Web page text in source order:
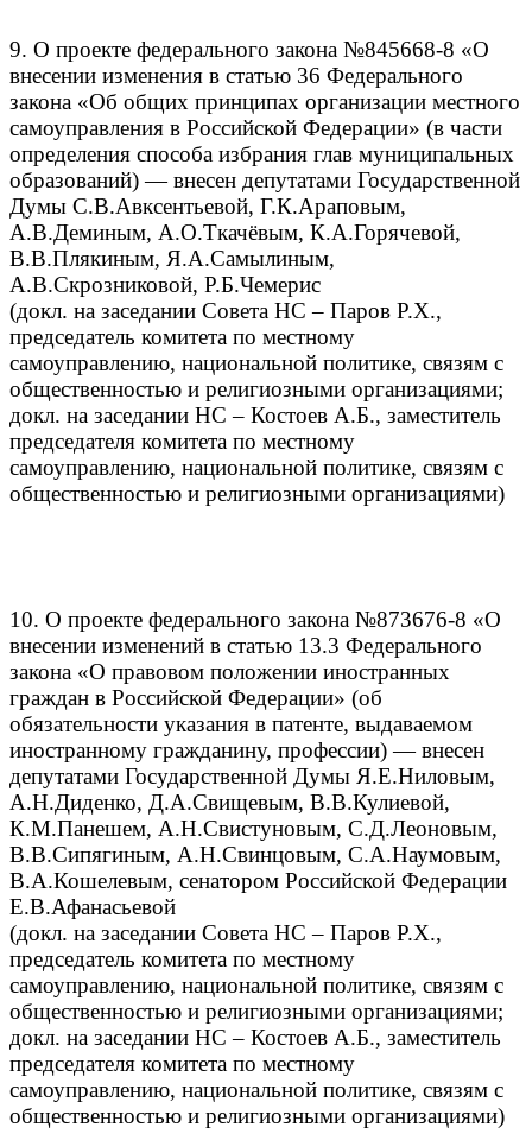
9. О проекте федерального закона №845668-8 «О
внесении изменения в статью 36 Федерального
закона «Об общих принципах организации местного
самоуправления в Российской Федерации» (в части
определения способа избрания глав муниципальных
образований) — внесен депутатами Государственной
Думы С.В.Авксентьевой, Г.К.Араповым,
А.В.Деминым, А.О.Ткачёвым, К.А.Горячевой,
В.В.Плякиным, Я.А.Самылиным,
А.В.Скрозниковой, Р.Б.Чемерис
(докл. на заседании Совета НС – Паров Р.Х.,
председатель комитета по местному
самоуправлению, национальной политике, связям с
общественностью и религиозными организациями;
докл. на заседании НС – Костоев А.Б., заместитель
председателя комитета по местному
самоуправлению, национальной политике, связям с
общественностью и религиозными организациями)
10. О проекте федерального закона №873676-8 «О
внесении изменений в статью 13.3 Федерального
закона «О правовом положении иностранных
граждан в Российской Федерации» (об
обязательности указания в патенте, выдаваемом
иностранному гражданину, профессии) — внесен
депутатами Государственной Думы Я.Е.Ниловым,
А.Н.Диденко, Д.А.Свищевым, В.В.Кулиевой,
К.М.Панешем, А.Н.Свистуновым, С.Д.Леоновым,
В.В.Сипягиным, А.Н.Свинцовым, С.А.Наумовым,
В.А.Кошелевым, сенатором Российской Федерации
Е.В.Афанасьевой
(докл. на заседании Совета НС – Паров Р.Х.,
председатель комитета по местному
самоуправлению, национальной политике, связям с
общественностью и религиозными организациями;
докл. на заседании НС – Костоев А.Б., заместитель
председателя комитета по местному
самоуправлению, национальной политике, связям с
общественностью и религиозными организациями)